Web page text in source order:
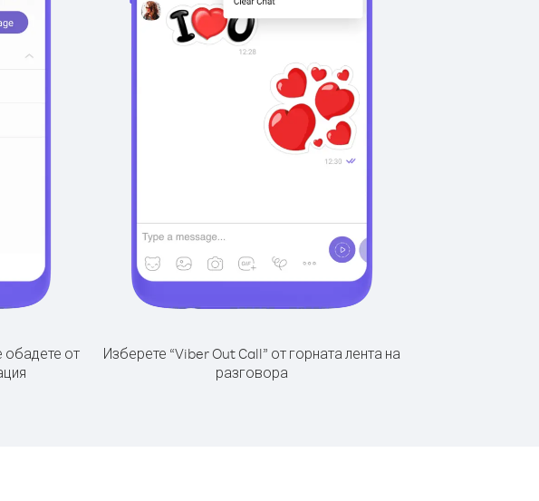
обадете от
Изберете “Viber Out Call” от горната лента на
разговора